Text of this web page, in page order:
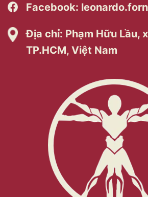
Facebook:
Địa chỉ: Phạm Hữu Lầu,
TP.HCM, Việt Nam